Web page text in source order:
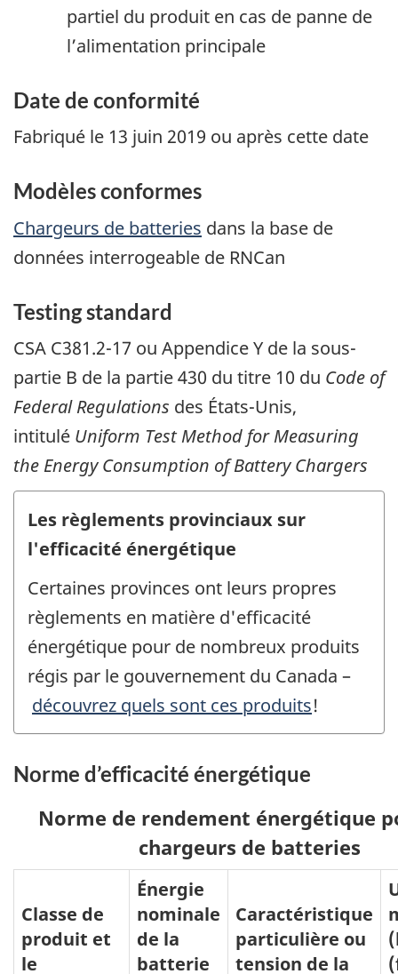
partiel du produit en cas de panne de
l’alimentation principale
Date de conformité
Fabriqué le 13 juin 2019 ou après cette date
Modèles conformes
Chargeurs de batteries dans la base de
données interrogeable de RNCan
Testing standard
CSA C381.2-17 ou Appendice Y de la sous-
partie B de la partie 430 du titre 10 du Code of
Federal Regulations des États-Unis,
intitulé Uniform Test Method for Measuring
the Energy Consumption of Battery Chargers
Les règlements provinciaux sur
l'efficacité énergétique
Certaines provinces ont leurs propres
règlements en matière d'efficacité
énergétique pour de nombreux produits
régis par le gouvernement du Canada –
découvrez quels sont ces produits!
Norme d’efficacité énergétique
Norme de rendement énergétique
chargeurs de batteries
Classe de
produit et
le
Énergie
nominale
de la
batterie
Caractéristique
particulière ou
tension de la